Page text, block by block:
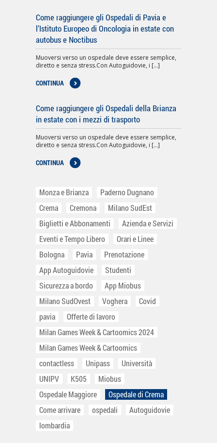
Come raggiungere gli Ospedali di Pavia e
l’Istituto Europeo di Oncologia in estate con
autobus e Noctibus
Muoversi verso un ospedale deve essere semplice,
diretto e senza stress.Con Autoguidovie, i [...]
CONTINUA
Come raggiungere gli Ospedali della Brianza
in estate con i mezzi di trasporto
Muoversi verso un ospedale deve essere semplice,
diretto e senza stress.Con Autoguidovie, i [...]
CONTINUA
Monza e Brianza
Paderno Dugnano
Crema
Cremona
Milano SudEst
Biglietti e Abbonamenti
Azienda e Servizi
Eventi e Tempo Libero
Orari e Linee
Bologna
Pavia
Prenotazione
App Autoguidovie
Studenti
Sicurezza a bordo
App Miobus
Milano SudOvest
Voghera
Covid
pavia
Offerte di lavoro
Milan Games Week & Cartoomics 2024
Milan Games Week & Cartoomics
contactless
Unipass
Università
UNIPV
K505
Miobus
Ospedale Maggiore
Ospedale di Crema
Come arrivare
ospedali
Autoguidovie
lombardia